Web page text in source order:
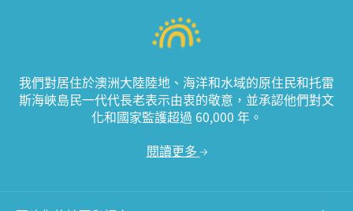
我們對居住於澳洲大陸陸地、海洋和水域的原住民和托雷
斯海峽島民一代代長老表示由衷的敬意，並承認他們對文
化和國家監護超過 60,000 年。
閱讀更多